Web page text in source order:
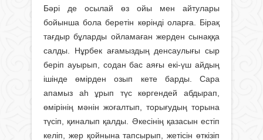
Бәрі де осылай өз ойы мен айтулары
бойынша бола беретін көрінді оларға. Бірақ
тағдыр бұларды ойламаған жерден сынаққа
салды. Нұрбек ағамыздың денсаулығы сыр
беріп ауырып, содан бас аяғы екі-үш айдың
ішінде өмірден озып кете барды. Сара
апамыз аһ ұрып түс көргендей абдырап,
өмірінің мәнін жоғалтып, торығудың торына
түсіп, қиналып қалды. Әкесінің қазасын естіп
келіп, жер қойнына тапсырып, жетісін өткізіп